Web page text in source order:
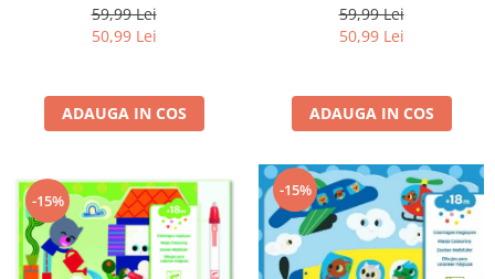
59,99 Lei
50,99 Lei
ADAUGA IN COS
59,99 Lei
50,99 Lei
ADAUGA IN COS
-15%
-15%